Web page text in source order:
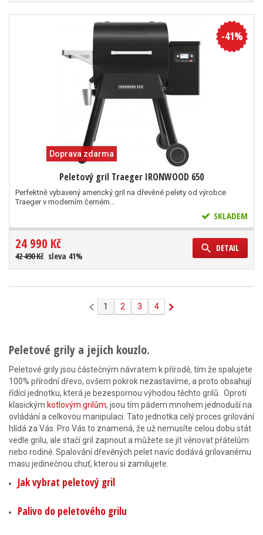
Doprava zdarma
-41%
Peletový gril Traeger IRONWOOD 650
Perfektně vybavený americký gril na dřevěné pelety od výrobce
Traeger v moderním černém...
SKLADEM
24 990 Kč
42 490 Kč sleva 41%
DETAIL
1 2 3 4
Peletové grily a jejich kouzlo.
Peletové grily jsou částečným návratem k přírodě, tím že spalujete
100% přírodní dřevo, ovšem pokrok nezastavíme, a proto obsahují
řídící jednotku, která je bezespornou výhodou těchto grilů. Oproti
klasickým kotlovým grilům, jsou tím pádem mnohem jednoduší na
ovládání a celkovou manipulaci. Tato jednotka celý proces grilování
hlídá za Vás. Pro Vás to znamená, že už nemusíte celou dobu stát
vedle grilu, ale stačí gril zapnout a můžete se jít věnovat přátelům
nebo rodině. Spalování dřevěných pelet navíc dodává grilovanému
masu jedinečnou chuť, kterou si zamilujete.
Jak vybrat peletový gril
Palivo do peletového grilu